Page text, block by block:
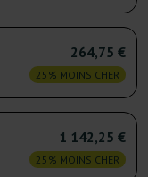
264,75 €
25% MOINS CHER
1 142,25 €
25% MOINS CHER